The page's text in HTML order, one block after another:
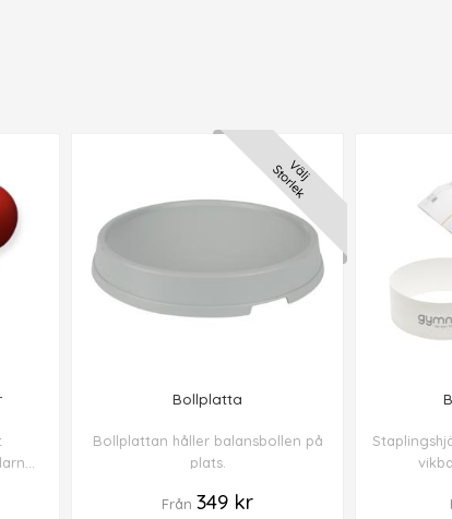
Välj
Storlek
Bollplatta
Bollplattan håller balansbollen på
plats.
Från 349 kr
cm/